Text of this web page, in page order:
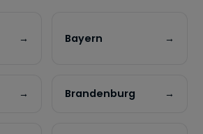
→ Bayern →
→ Brandenburg →